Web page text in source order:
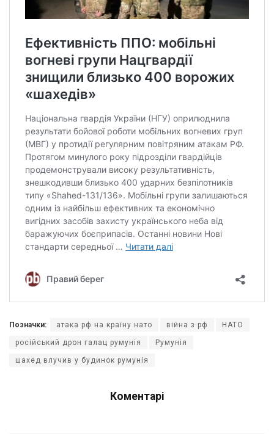
Позначки: атака рф на країну нато війна з рф НАТО
російський дрон галац румунія Румунія
шахед влучив у будинок румунія
Коментарі